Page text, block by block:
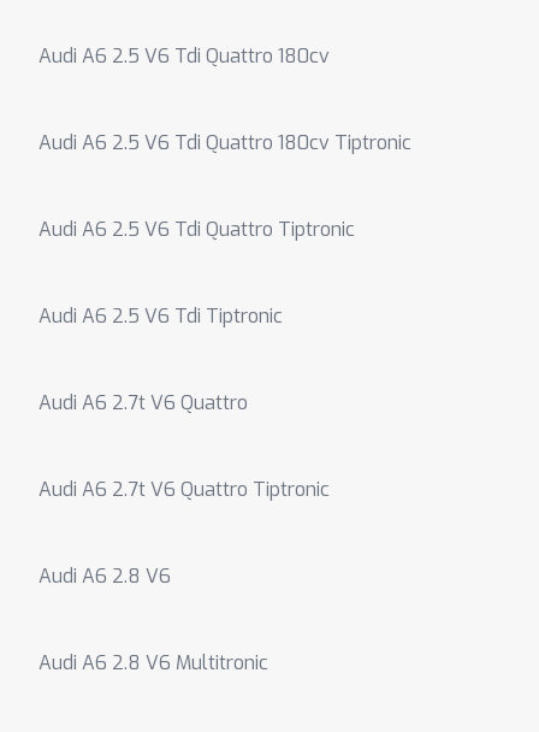
Audi A6 2.5 V6 Tdi Quattro 180cv
Audi A6 2.5 V6 Tdi Quattro 180cv Tiptronic
Audi A6 2.5 V6 Tdi Quattro Tiptronic
Audi A6 2.5 V6 Tdi Tiptronic
Audi A6 2.7t V6 Quattro
Audi A6 2.7t V6 Quattro Tiptronic
Audi A6 2.8 V6
Audi A6 2.8 V6 Multitronic